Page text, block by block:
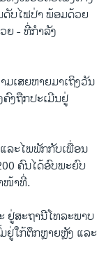
ດັບໄຟປ່າ ພ້ອມດ້ວຍ
ຍ - ທີ່ກຳລັງ
ເສຍຫາຍມາເຖິງວັນ
ງຖືກປະເມີນຢູ່
ລະໄພພັກກັບເພື່ອນ
ຄົນໄດ້ອົບພະຍົບ
ໜ້າທີ່.
ຢູ່ສະຖານີໂທລະພາບ
ຢູ່ໃກ້ຕຶກຫຼາຍຫຼັງ ແລະ